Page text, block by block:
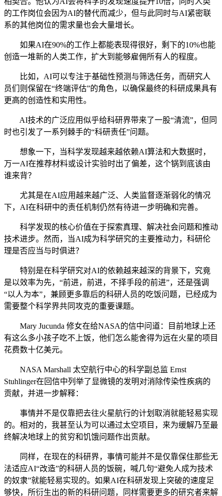
的工作岗位会因为AI的替代而减少，但与此同时与AI紧密联
系的其他岗位的需求量也会大量增长。
如果AI在90%的工作上都能表现得很好，剩下的10%也能
创造一堆新的人类工作，扩大到能够雇佣所有人的程度。
比如，AI可以专注于基础性预测与筛选任务，而研究人
员们则保留在“终端评估”的角色，以确保最终的科研成果具有
更高的创造性和实用性。
AI技术的广泛应用似乎给科研界带来了一股“清流”，但同
时也引发了一系列棘手的“科研责任”问题。
想象一下，当科学发现越来越依赖AI算法和大数据时，
万一AI在推荐材料或设计实验时出了偏差，这个锅到底该由
谁来背？
尤其是在AI应用越来越广泛、人类监督逐渐弱化的情况
下，AI在科研中的责任机制仍然有待进一步明确和完善。
科学发现的核心价值在于探索真理、解决社会问题和推动
技术进步。然而，当AI成为科学研究的主要推动力，科研伦
理是否应当与时俱进？
特别是在科学研究对AI的依赖越来越深的背景下，究竟
是以效率为先，“前进，前进，不择手段的前进”，还是强调
“以人为本”，兼顾更多靠后的科研人员的吃饭问题，已经成为
需要整个科学界共同攻克的重要课题。
Mary Jucunda 修女在给NASA的信中问道：目前地球上还
有这么多小孩子吃不上饭，他们怎么能舍得为远在火星的项目
花费数十亿美元。
NASA Marshall 太空航行中心的科学副总监 Ernst
Stuhlinger在回信中列举了显微镜的发明对消除传染性疾病的
贡献，并进一步解释：
事情并不是仅靠把去往火星航行的计划取消就能轻易实现
的。相对的，我甚至认为可以通过太空项目，来为缓解乃至最
终解决地球上的贫穷和饥饿问题作出贡献。
同样，在现在的科研界，事情可能并不是仅靠保住那些无
法适应AI“改造”的科研人员的饭碗，喊几句“避免人成为技术
的奴隶”就能轻易实现的。如果AI在科研发现上突破的速度足
够快，所衍生出的新的科研问题，同样需要更多的研究者来解